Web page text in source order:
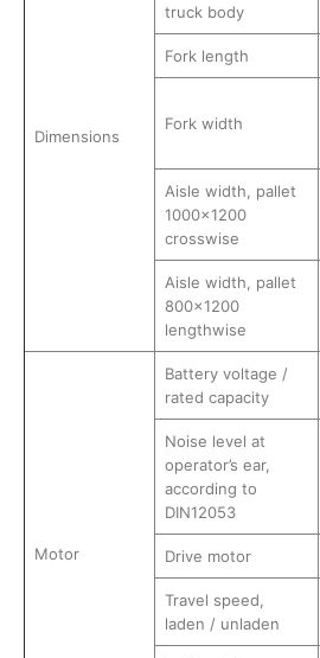
Dimensions
truck body
Fork length
Fork width
Aisle width, pallet
1000×1200
crosswise
Aisle width, pallet
800×1200
lengthwise
Motor
Battery voltage /
rated capacity
Noise level at
operator’s ear,
according to
DIN12053
Drive motor
Travel speed,
laden / unladen